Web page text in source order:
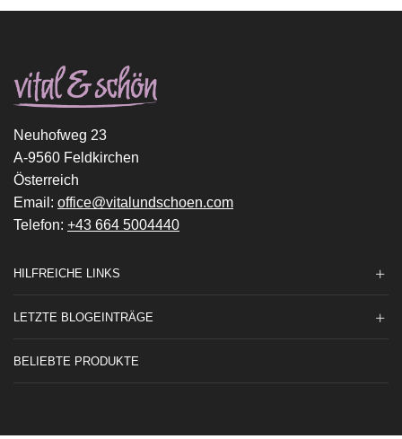
Neuhofweg 23
A-9560 Feldkirchen
Österreich
Email: office@vitalundschoen.com
Telefon: +43 664 5004440
HILFREICHE LINKS
LETZTE BLOGEINTRÄGE
BELIEBTE PRODUKTE